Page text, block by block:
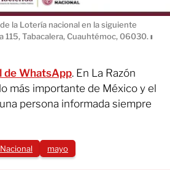
la Lotería nacional en la siguiente
115, Tabacalera, Cuauhtémoc, 06030. ı
de WhatsApp. En La Razón
más importante de México y el
persona informada siempre
mayo